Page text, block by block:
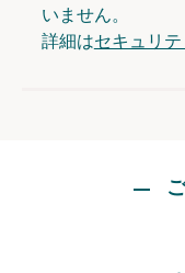
いません。
詳細はセキュリ